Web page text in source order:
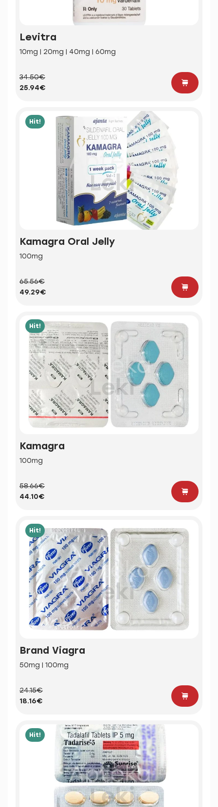
Levitra
10mg | 20mg | 40mg | 60mg
34.50€
25.94€
Hit!
Kamagra Oral Jelly
100mg
65.56€
49.29€
Hit!
Kamagra
100mg
58.66€
44.10€
Hit!
Brand Viagra
50mg | 100mg
24.15€
18.16€
Hit!